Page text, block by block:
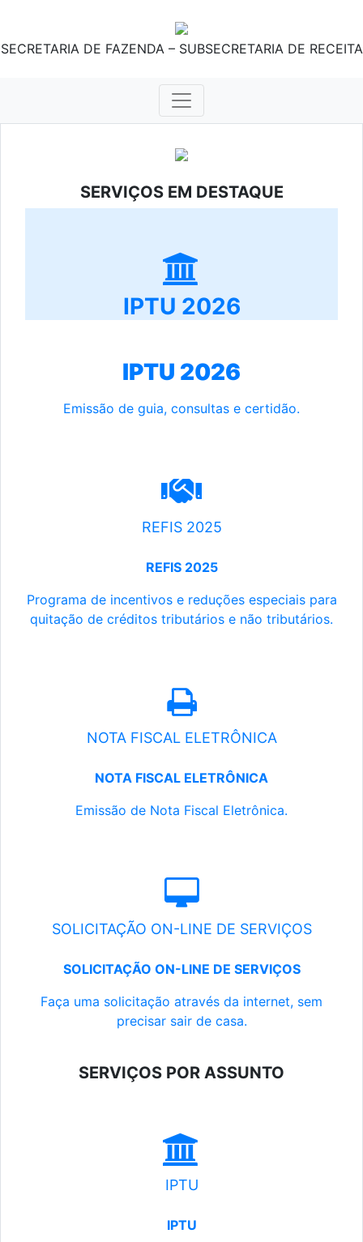
SECRETARIA DE FAZENDA – SUBSECRETARIA DE RECEITA
SERVIÇOS EM DESTAQUE
IPTU 2026
IPTU 2026
Emissão de guia, consultas e certidão.
REFIS 2025
REFIS 2025
Programa de incentivos e reduções especiais para
quitação de créditos tributários e não tributários.
NOTA FISCAL ELETRÔNICA
NOTA FISCAL ELETRÔNICA
Emissão de Nota Fiscal Eletrônica.
SOLICITAÇÃO ON-LINE DE SERVIÇOS
SOLICITAÇÃO ON-LINE DE SERVIÇOS
Faça uma solicitação através da internet, sem
precisar sair de casa.
SERVIÇOS POR ASSUNTO
IPTU
IPTU